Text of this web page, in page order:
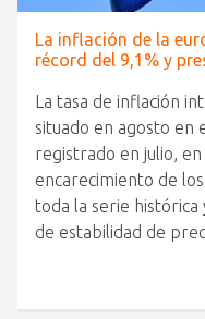
La inflación de la
récord del 9,1% y
La tasa de inflación
situado en agosto en
registrado en julio,
encarecimiento de
toda la serie histórica
de estabilidad de